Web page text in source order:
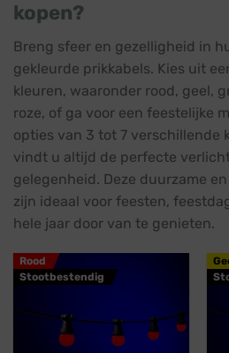
kopen?
Breng sfeer en gezelligheid in
gekleurde prikkabels. Kies uit
kleuren, waaronder rood, geel,
roze, of ga voor een feestelijke
opties van 3 tot 7 verschillende
vindt u altijd de perfecte
gelegenheid. Deze duurzame
zijn ideaal voor feesten,
hele jaar door van te genieten.
Rood
Stootbestendig